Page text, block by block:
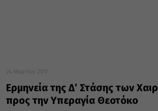
24 Μαρτίου 2017
Ερμηνεία της Δ’ Στάσης των
προς την Υπεραγία Θεοτόκο